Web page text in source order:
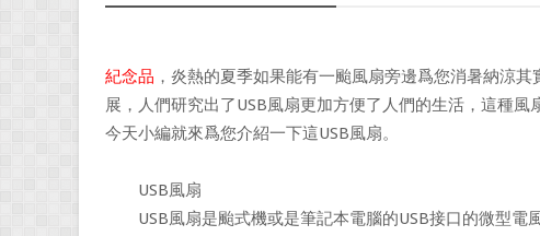
紀念品 ，炎熱的夏季如果能有一颱風扇旁邊爲您消暑納涼
展，人們研究出了USB風扇更加方便了人們的生活，這種
今天小編就來爲您介紹一下這USB風扇。
USB風扇
USB風扇是颱式機或是筆記本電腦的USB接口的微型電